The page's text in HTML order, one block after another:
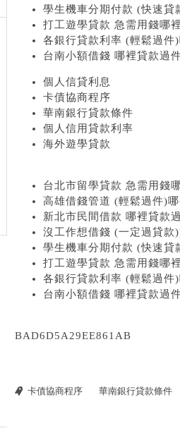
學生機車分期付款 (快速貸
打工遊學貸款 急需用錢哪
各銀行貸款利率 (輕鬆過
台南小額借錢 哪裡貸款過
個人信貸利息
卡債協商程序
華南銀行貸款條件
個人信用貸款利率
海外遊學貸款
台北市留學貸款 急需用錢
高雄借錢管道 (輕鬆過件)
新北市民間借款 哪裡貸款
沒工作想借錢 (一定過貸款
學生機車分期付款 (快速貸
打工遊學貸款 急需用錢哪
各銀行貸款利率 (輕鬆過
台南小額借錢 哪裡貸款過
BAD6D5A29EE861AB
卡債協商程序 華南銀行貸款條件